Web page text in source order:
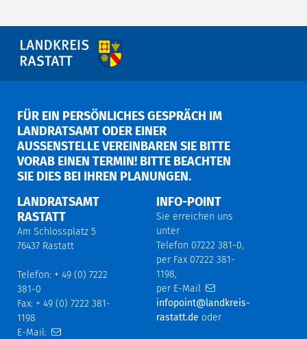
FÜR EIN PERSÖNLICHES GESPRÄCH IM
LANDRATSAMT ODER EINER
AUSSENSTELLE VEREINBAREN SIE BITTE V
ORAB EINEN TERMIN! BITTE BEACHTEN S
IE DIES BEI IHREN PLANUNGEN.
LANDRATSAMT
RASTATT
Am Schlossplatz 5
76437 Rastatt
Telefon: + 49 (0) 7222
381-0
Fax: + 49 (0) 7222 381-
1198
E-Mail:
INFO-POINT
Sie erreichen uns
unter
Telefon 07222 381-0,
per Fax 07222 381-
1198,
per E-Mail
infopoint@landkreis-
rastatt.de oder